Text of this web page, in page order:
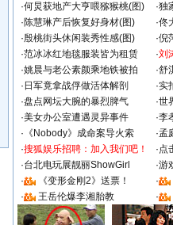
·何炅获地产大亨喂猕猴桃(图) ·独
·陈慧琳产后恢复好身材(图) ·佟
·殷桃街头休闲装秀性感(图) ·倪
·范冰冰红地毯服装皆为租赁 ·刘
·姚晨与老公素颜乘地铁被拍 ·舒
· 日军竟拿战俘做活体解剖 ·实
·盘点网坛大腕的暴烈脾气 ·世
·美女办公室遭遇灵异事件 ·李
· 《Nobody》成命案导火索 ·孟
·搜狐娱乐招聘：加入我们吧！ ·点
·台北电玩展靓丽ShowGirl ·游
·
《变形金刚2》送票！ ·
·
王岳伦爆李湘胎教 ·